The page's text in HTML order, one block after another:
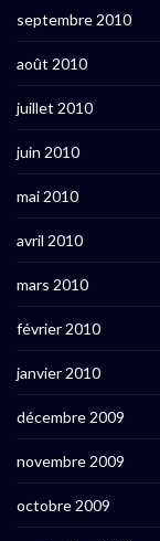
septembre 2010
août 2010
juillet 2010
juin 2010
mai 2010
avril 2010
mars 2010
février 2010
janvier 2010
décembre 2009
novembre 2009
octobre 2009